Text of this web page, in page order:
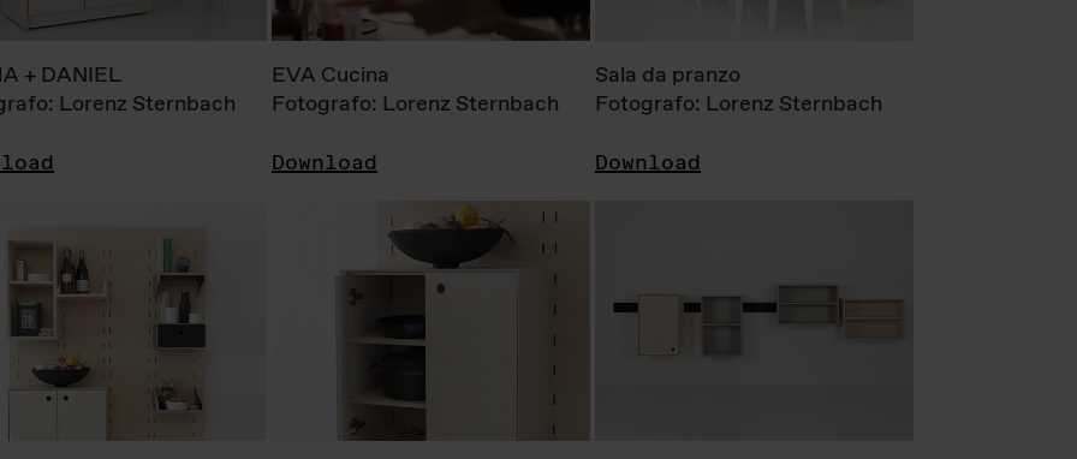
+ DANIEL
Lorenz Sternbach
EVA Cucina
Fotografo: Lorenz Sternbach
Download
Sala da pranzo
Fotografo: Lorenz Sternbach
Download